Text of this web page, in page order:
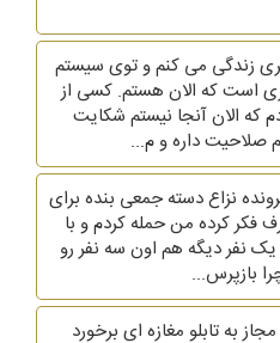
زندگی می کنم و توی سیستم
است که الان هستم. کسی از
که الان آنجا نیستم شکایت
صلاحیت داره و م...
نزاع دسته جمعی بنده برای
کرده من حمله کردم و با
یک نفر دیگه هم اون سه نفر رو
بازپرس...
به تابلو مغازه ای برخورد